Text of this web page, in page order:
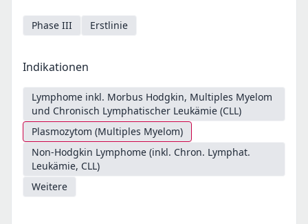
Phase III Erstlinie
Indikationen
Lymphome inkl. Morbus Hodgkin, Multiples Myelom
und Chronisch Lymphatischer Leukämie (CLL)
Plasmozytom (Multiples Myelom)
Non-Hodgkin Lymphome (inkl. Chron. Lymphat.
Leukämie, CLL)
Weitere